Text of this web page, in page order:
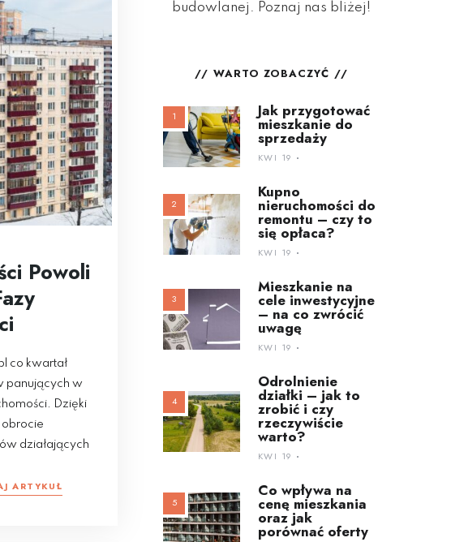
Powoli
co kwartał
panujących w
Dzięki
działających
ARTYKUŁ
budowlanej. Poznaj nas bliżej!
WARTO ZOBACZYĆ
Jak przygotować
mieszkanie do
sprzedaży
KWI 19
Kupno
nieruchomości do
remontu – czy to
się opłaca?
KWI 19
Mieszkanie na
cele inwestycyjne
– na co zwrócić
uwagę
KWI 19
Odrolnienie
działki – jak to
zrobić i czy
rzeczywiście
warto?
KWI 19
Co wpływa na
cenę mieszkania
oraz jak
porównać oferty